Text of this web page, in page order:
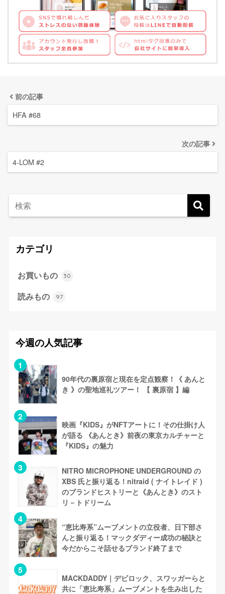
前の記事
HFA #68
次の記事
4-LOM #2
カテゴリ
お買いもの 30
読みもの 97
今週の人気記事
90年代の裏原宿と現在を定点観察！《 あんと
き 》の聖地巡礼ツアー！ 【 裏原宿 】編
映画『KIDS』がNFTアートに！その仕掛け人
が語る 《あんとき》前夜の東京カルチャーと
『KIDS』の魅力
NITRO MICROPHONE UNDERGROUND の
XBS 氏と振り返る！nitraid ( ナイトレイド )
のブランドヒストリーと《あんとき》のスト
リ－トドリーム
“恵比寿系”ムーブメントの立役者、日下部さ
んと振り返る！マックダディー成功の秘訣と
今だからこそ話せるブランド終了まで
MACKDADDY｜デビロック、スワッガーらと
共に「恵比寿系」ムーブメントを生み出した